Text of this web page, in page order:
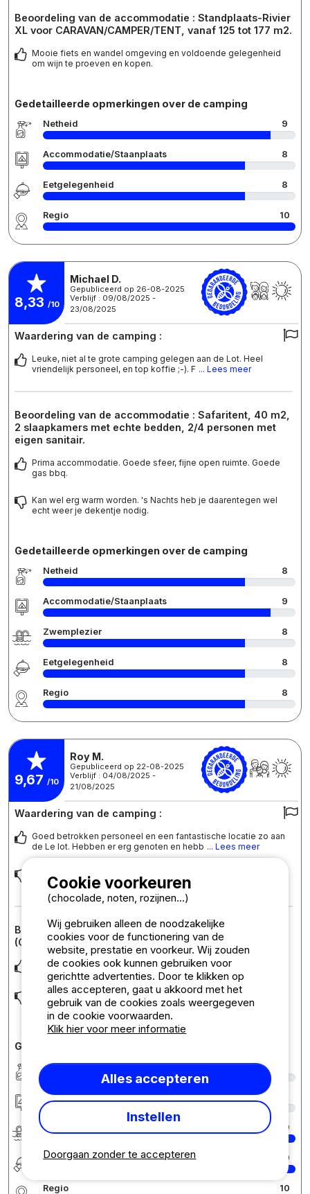
Beoordeling van de accommodatie : Standplaats-Rivier
XL voor CARAVAN/CAMPER/TENT, vanaf 125 tot 177 m2.
Mooie fiets en wandel omgeving en voldoende gelegenheid
om wijn te proeven en kopen.
Gedetailleerde opmerkingen over de camping
Netheid 9
Accommodatie/Staanplaats 8
Eetgelegenheid 8
Regio 10
8,33 /10
Michael D.
Gepubliceerd op 26-08-2025
Verblijf : 09/08/2025 -
23/08/2025
Waardering van de camping :
Leuke, niet al te grote camping gelegen aan de Lot. Heel
vriendelijk personeel, en top koffie ;-). F ... Lees meer
Beoordeling van de accommodatie : Safaritent, 40 m2,
2 slaapkamers met echte bedden, 2/4 personen met
eigen sanitair.
Prima accommodatie. Goede sfeer, fijne open ruimte. Goede
gas bbq.
Kan wel erg warm worden. 's Nachts heb je daarentegen wel
echt weer je dekentje nodig.
Gedetailleerde opmerkingen over de camping
Netheid 8
Accommodatie/Staanplaats 9
Zwemplezier 8
Eetgelegenheid 8
Regio 8
9,67 /10
Roy M.
Gepubliceerd op 22-08-2025
Verblijf : 04/08/2025 -
21/08/2025
Waardering van de camping :
Goed betrokken personeel en een fantastische locatie zo aan
de Le lot. Hebben er erg genoten en hebb ... Lees meer
van de douches laten regelen door de ca
Beoordeling van de accommodatie : Standplaats
(Onderste terras) vanaf 80 tot 125m2, + auto
Erg mooie schaduwrijke plek die mooi groot was.
De plek kan iets meer waterpas gemaakt worden. Hij loopt nu
iets schuin af. Klein detail
Gedetailleerde opmerkingen over de camping
Netheid
Accommodatie/Staanplaats
Zwemplezier 10
Eetgelegenheid 10
Regio 10
Doorgaan zonder te accepteren
Cookie voorkeuren
(chocolade, noten, rozijnen...)
Wij gebruiken alleen de noodzakelijke
cookies voor de functionering van de
website, prestatie en voorkeur. Wij zouden
de cookies ook kunnen gebruiken voor
gerichtte advertenties. Door te klikken op
alles accepteren, gaat u akkoord met het
gebruik van de cookies zoals weergegeven
in de cookie voorwaarden.
Klik hier voor meer informatie
Alles accepteren
Instellen